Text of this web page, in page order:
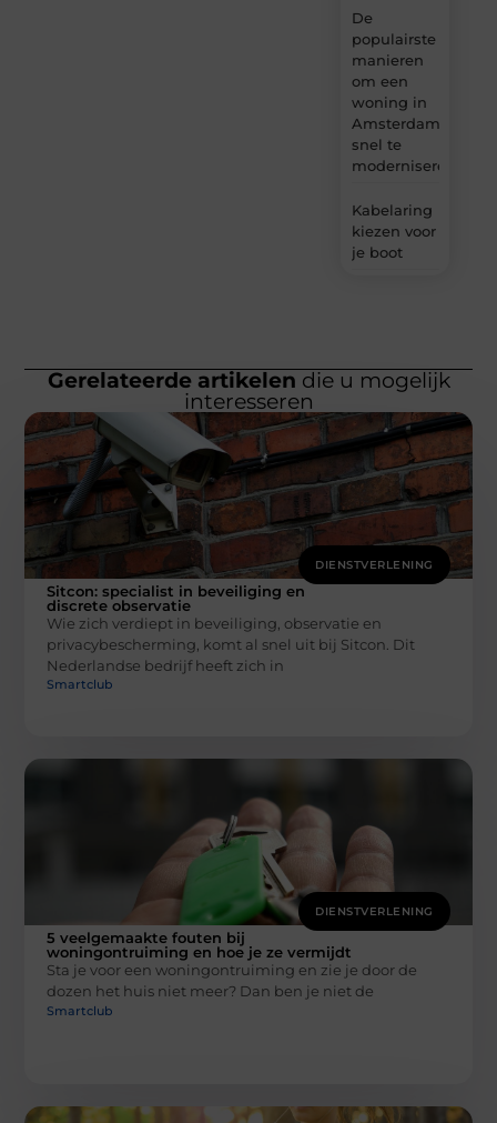
De
populairste
manieren
om een
woning in
Amsterdam
snel te
moderniseren
Kabelaring
kiezen voor
je boot
Gerelateerde artikelen die u mogelijk
interesseren
DIENSTVERLENING
Sitcon: specialist in beveiliging en
discrete observatie
Wie zich verdiept in beveiliging, observatie en
privacybescherming, komt al snel uit bij Sitcon. Dit
Nederlandse bedrijf heeft zich in
Smartclub
DIENSTVERLENING
5 veelgemaakte fouten bij
woningontruiming en hoe je ze vermijdt
Sta je voor een woningontruiming en zie je door de
dozen het huis niet meer? Dan ben je niet de
Smartclub